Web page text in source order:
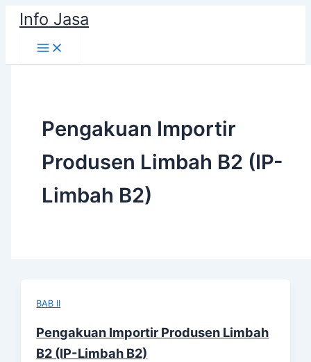
Skip
content
Info Jasa
Pengakuan Importir
Produsen Limbah B2 (IP-
Limbah B2)
BAB II
Pengakuan Importir Produsen Limbah
B2 (IP-Limbah B2)